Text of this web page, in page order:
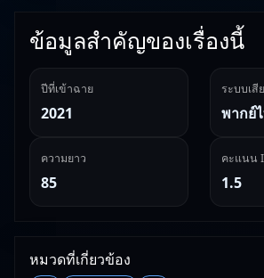
ข้อมูลสำคัญของเรื่องนี้
ปีที่เข้าฉาย
2021
ระบบเสี
พากย์
ความยาว
85
คะแนน
1.5
หมวดที่เกี่ยวข้อง